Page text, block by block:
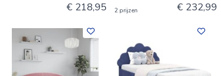
€ 218,95 2 prijzen € 232,99